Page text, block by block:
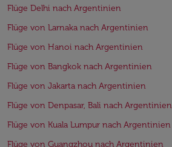
Flüge Delhi nach Argentinien
Flüge von Larnaka nach Argentinien
Flüge von Hanoi nach Argentinien
Flüge von Bangkok nach Argentinien
Flüge von Jakarta nach Argentinien
Flüge von Denpasar, Bali nach Argentinien
Flüge von Kuala Lumpur nach Argentinien
Flüge von Guangzhou nach Argentinien